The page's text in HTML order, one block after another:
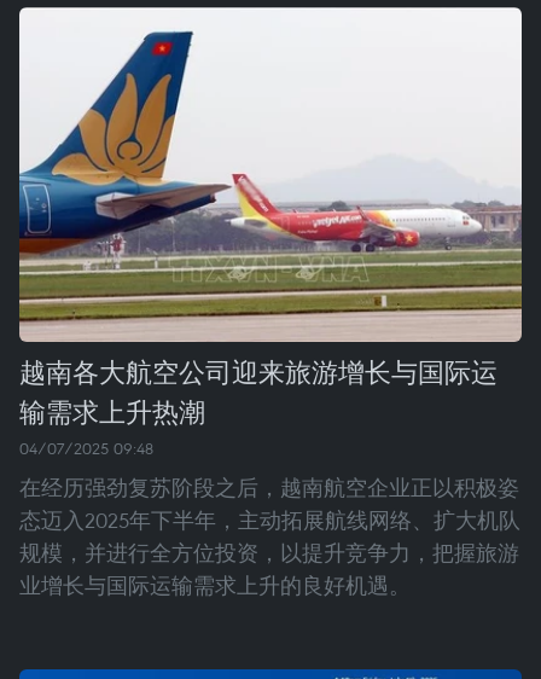
越南各大航空公司迎来旅游增长与国际运
输需求上升热潮
04/07/2025 09:48
在经历强劲复苏阶段之后，越南航空企业正以积极姿
态迈入2025年下半年，主动拓展航线网络、扩大机队
规模，并进行全方位投资，以提升竞争力，把握旅游
业增长与国际运输需求上升的良好机遇。